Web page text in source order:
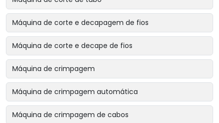
Máquina de corte e decapagem de fios
Máquina de corte e decape de fios
Máquina de crimpagem
Máquina de crimpagem automática
Máquina de crimpagem de cabos